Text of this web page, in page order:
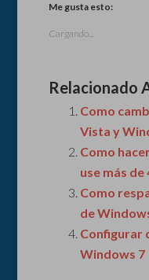
Me gusta esto:
Cargando...
Relacionado
Como
Vista y
Como
use más de
Como
de
Configurar
Windows 7